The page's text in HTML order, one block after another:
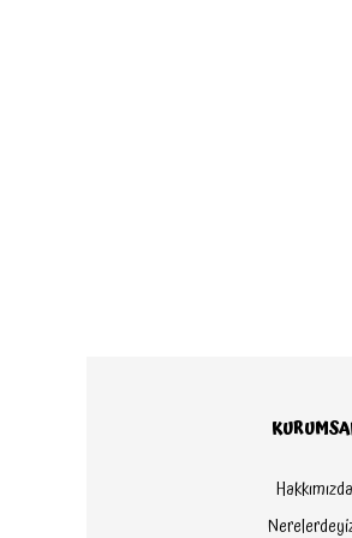
Pure Sepet Yatağı - Beyaz
Hakkımızda